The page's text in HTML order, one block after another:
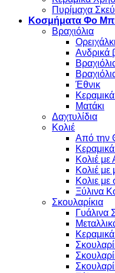
Πυρίμαχα
Κοσμήματα Φο
Βραχιόλια
Ανδρικά
Έθνικ
Ματάκι
Δαχτυλίδια
Κολιέ
Από την
Κολιέ με
Κολιέ με
Κολιε με
Ξύλινα
Σκουλαρίκια
Γυάλινα